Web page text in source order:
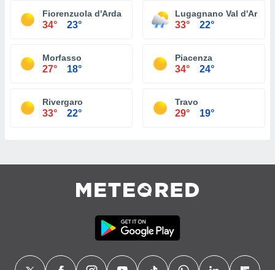
Fiorenzuola d'Arda
34° 23°
Lugagnano Val d'Arda
33° 22°
Morfasso
27° 18°
Piacenza
34° 24°
Rivergaro
33° 22°
Travo
29° 19°